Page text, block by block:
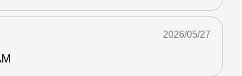
2026/05/27